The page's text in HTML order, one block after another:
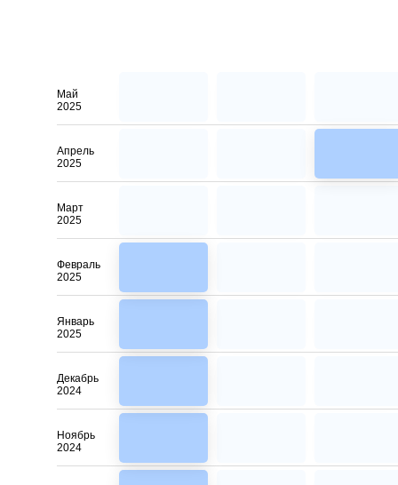
Ноябрь
2024
Декабрь
2024
Январь
2025
Февраль
2025
Март
2025
Май
2025
Апрель
2025